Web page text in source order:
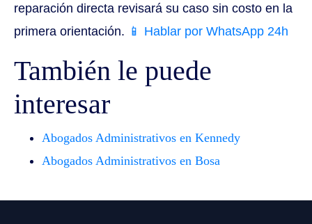
reparación directa revisará su caso sin costo en la
primera orientación. 📱 Hablar por WhatsApp 24h
También le puede
interesar
Abogados Administrativos en Kennedy
Abogados Administrativos en Bosa